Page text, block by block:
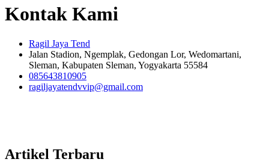
Kontak Kami
Ragil Jaya Tend
Jalan Stadion, Ngemplak, Gedongan Lor, Wedomartani,
Sleman, Kabupaten Sleman, Yogyakarta 55584
085643810905
ragiljayatendvvip@gmail.com
Artikel Terbaru